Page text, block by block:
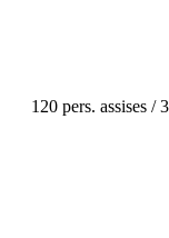
120 pers. assises /